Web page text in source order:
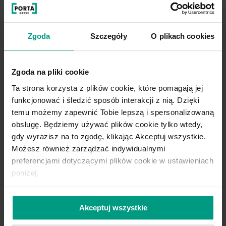
Zgoda Szczegóły O plikach cookies
Zgoda na pliki cookie
Ta strona korzysta z plików cookie, które pomagają jej
funkcjonować i śledzić sposób interakcji z nią. Dzięki
temu możemy zapewnić Tobie lepszą i spersonalizowaną
obsługę. Będziemy używać plików cookie tylko wtedy,
gdy wyrazisz na to zgodę, klikając Akceptuj wszystkie.
Możesz również zarządzać indywidualnymi
preferencjami dotyczącymi plików cookie w ustawieniach
poniżej.
Akceptuj wszystkie
drzewno – polimerowego
. Pozwala
poczuć się swobodnie i bezpiecznie w
kuchni, łazience, pralni, wszędzie tam,
gdzie powierzchnie są szczególnie
wodą, nie puchnie
wygląda estetycznie, a drzwi zawsze
działają sprawnie.
Co najważniejsze, nowa 100%
wodoodporna ościeżnica HYDRO
PROTECT™ wygląda estetycznie i tak
samo jak ościeżnice PORTA SYSTEM i
PORTA SYSTEM ELEGANCE. Dzięki
możesz zamontować komplet
ościeżnic o różnych właściwościach